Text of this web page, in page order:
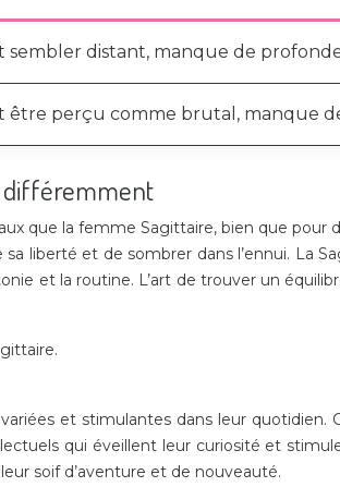
sembler distant, manque de
être perçu comme brutal, manque
différemment
que la femme Sagittaire, bien que pour
et de sombrer dans l’ennui. La
et la routine. L’art de trouver un
et stimulantes dans leur quotidien.
qui éveillent leur curiosité et
soif d’aventure et de nouveauté.